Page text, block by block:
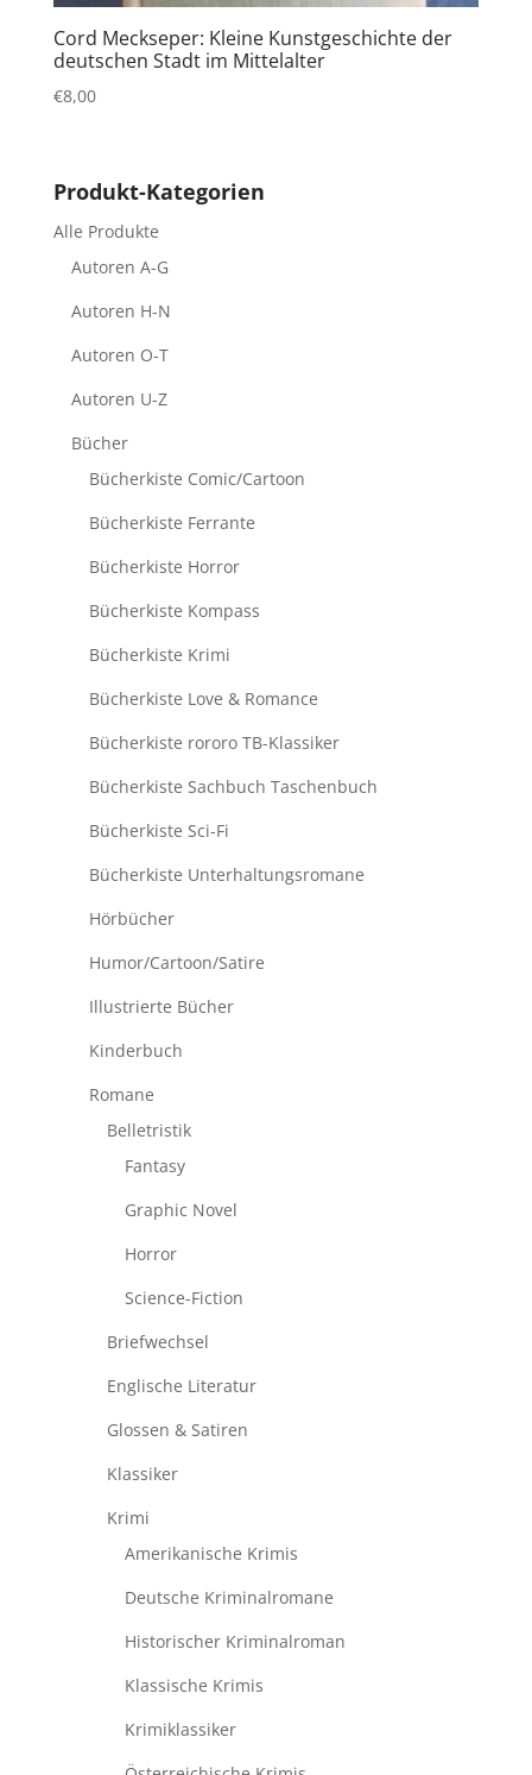
Cord Meckseper: Kleine Kunstgeschichte der
deutschen Stadt im Mittelalter
€8,00
Produkt-Kategorien
Alle Produkte
Autoren A-G
Autoren H-N
Autoren O-T
Autoren U-Z
Bücher
Bücherkiste Comic/Cartoon
Bücherkiste Ferrante
Bücherkiste Horror
Bücherkiste Kompass
Bücherkiste Krimi
Bücherkiste Love & Romance
Bücherkiste rororo TB-Klassiker
Bücherkiste Sachbuch Taschenbuch
Bücherkiste Sci-Fi
Bücherkiste Unterhaltungsromane
Hörbücher
Humor/Cartoon/Satire
Illustrierte Bücher
Kinderbuch
Romane
Belletristik
Fantasy
Graphic Novel
Horror
Science-Fiction
Briefwechsel
Englische Literatur
Glossen & Satiren
Klassiker
Krimi
Amerikanische Krimis
Deutsche Kriminalromane
Historischer Kriminalroman
Klassische Krimis
Krimiklassiker